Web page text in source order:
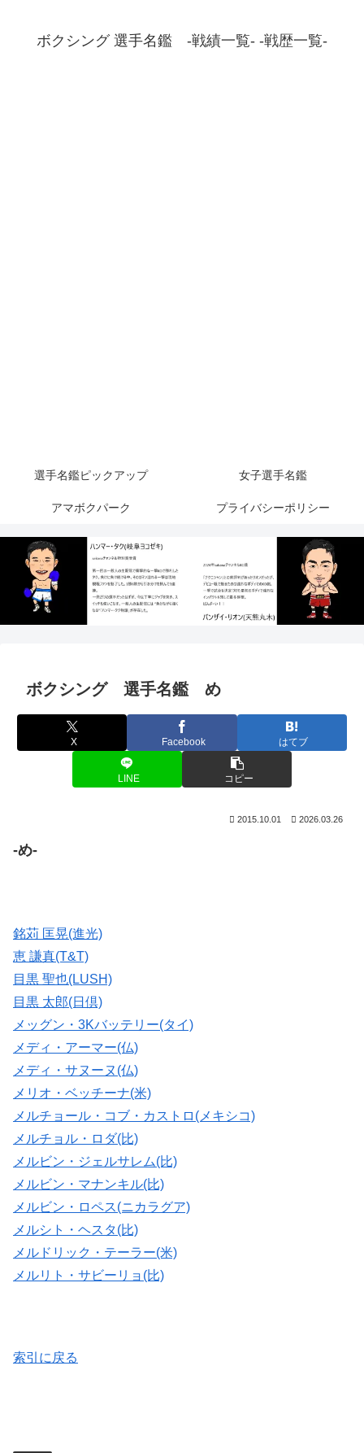
ボクシング 選手名鑑 -戦績一覧- -戦歴一覧-
選手名鑑ピックアップ 女子選手名鑑
アマボクパーク プライバシーポリシー
ボクシング 選手名鑑 め
X Facebook はてブ
LINE コピー
2015.10.01 2026.03.26
-め-
銘苅 匡晃(進光)
恵 謙真(T&T)
目黒 聖也(LUSH)
目黒 太郎(日倶)
メッグン・3Kバッテリー(タイ)
メディ・アーマー(仏)
メディ・サヌーヌ(仏)
メリオ・ベッチーナ(米)
メルチョール・コブ・カストロ(メキシコ)
メルチョル・ロダ(比)
メルビン・ジェルサレム(比)
メルビン・マナンキル(比)
メルビン・ロペス(ニカラグア)
メルシト・ヘスタ(比)
メルドリック・テーラー(米)
メルリト・サビーリョ(比)
索引に戻る